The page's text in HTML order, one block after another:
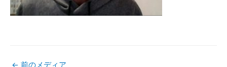
← 前のメディア